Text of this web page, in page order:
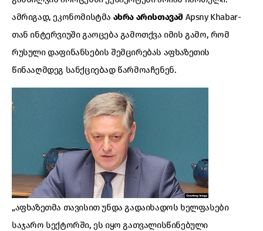
ამრიგად, ეკონომისტმა ახრა არისთავამ Apsny Khabar-
თან ინტერვიუში გაოცება გამოთქვა იმის გამო, რომ
რუსული დაფინანსების შემცირებას აფხაზეთის
წინააღმდეგ სანქციებად წარმოაჩენენ.
„აფხაზეთმა თავისით უნდა გადაიხადოს ხელფასები
საჯარო სექტორში, ეს იყო გათვალისწინებული